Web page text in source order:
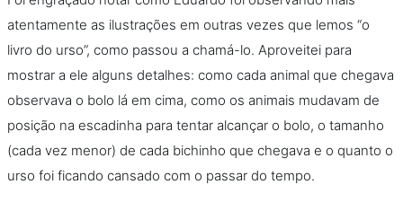
atentamente as ilustrações em outras vezes que lemos “o
livro do urso”, como passou a chamá-lo. Aproveitei para
mostrar a ele alguns detalhes: como cada animal que chegava
observava o bolo lá em cima, como os animais mudavam de
posição na escadinha para tentar alcançar o bolo, o tamanho
(cada vez menor) de cada bichinho que chegava e o quanto o
urso foi ficando cansado com o passar do tempo.